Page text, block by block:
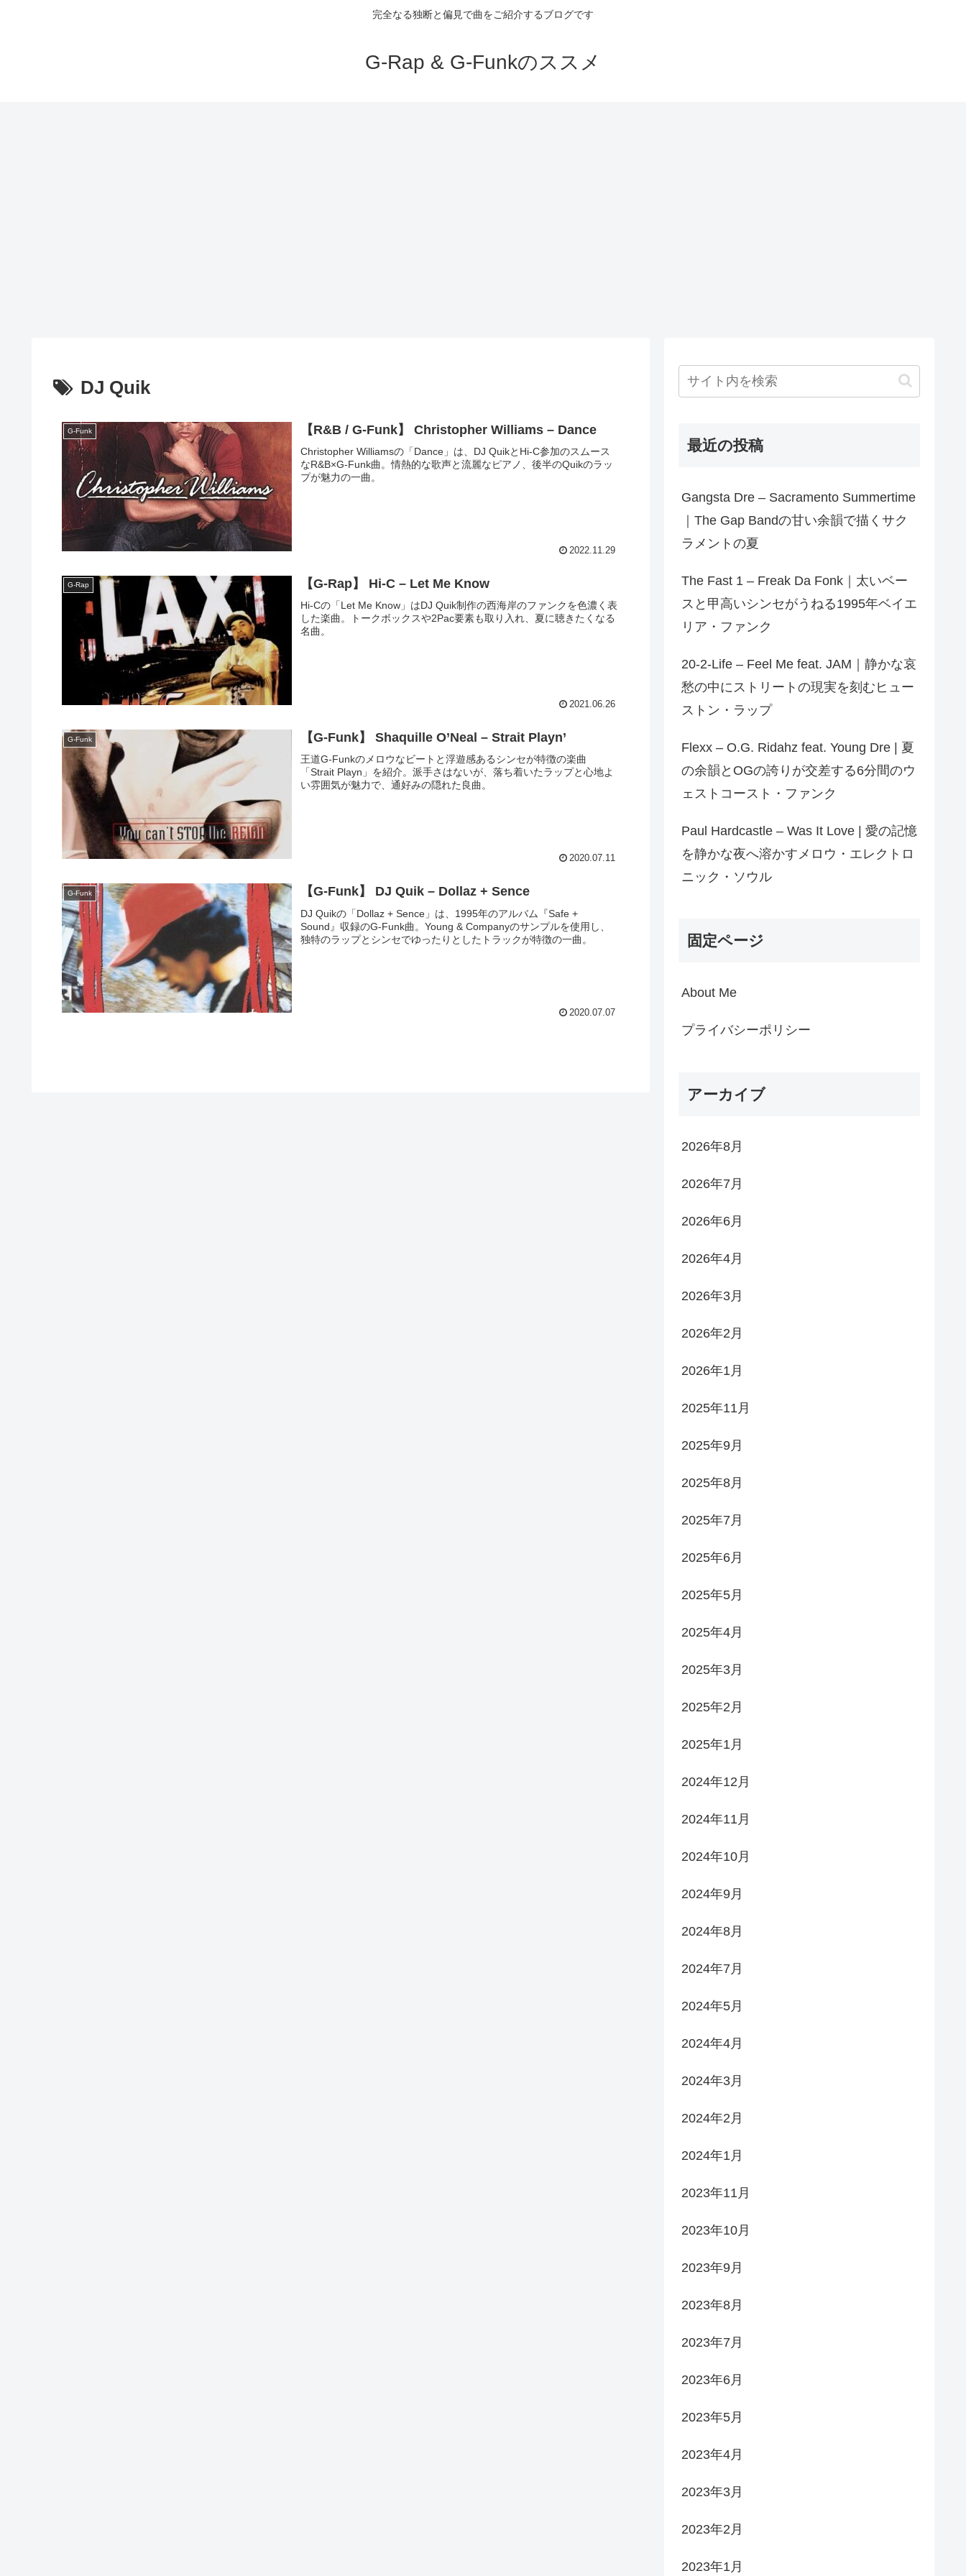
完全なる独断と偏見で曲をご紹介するブログです
G-Rap & G-Funkのススメ
DJ Quik
G-Funk 【R&B / G-Funk】 Christopher Williams – Dance
Christopher Williamsの「Dance」は、DJ QuikとHi-C参加のスムース
なR&B×G-Funk曲。情熱的な歌声と流麗なピアノ、後半のQuikのラッ
プが魅力の一曲。
2022.11.29
G-Rap 【G-Rap】 Hi-C – Let Me Know
Hi-Cの「Let Me Know」はDJ Quik制作の西海岸のファンクを色濃く表
した楽曲。トークボックスや2Pac要素も取り入れ、夏に聴きたくなる
名曲。
2021.06.26
G-Funk 【G-Funk】 Shaquille O’Neal – Strait Playn’
王道G-Funkのメロウなビートと浮遊感あるシンセが特徴の楽曲
「Strait Playn」を紹介。派手さはないが、落ち着いたラップと心地よ
い雰囲気が魅力で、通好みの隠れた良曲。
2020.07.11
G-Funk 【G-Funk】 DJ Quik – Dollaz + Sence
DJ Quikの「Dollaz + Sence」は、1995年のアルバム『Safe +
Sound』収録のG‑Funk曲。Young & Companyのサンプルを使用し、
独特のラップとシンセでゆったりとしたトラックが特徴の一曲。
2020.07.07
最近の投稿
Gangsta Dre – Sacramento Summertime
｜The Gap Bandの甘い余韻で描くサク
ラメントの夏
The Fast 1 – Freak Da Fonk｜太いベー
スと甲高いシンセがうねる1995年ベイエ
リア・ファンク
20-2-Life – Feel Me feat. JAM｜静かな哀
愁の中にストリートの現実を刻むヒュー
ストン・ラップ
Flexx – O.G. Ridahz feat. Young Dre | 夏
の余韻とOGの誇りが交差する6分間のウ
ェストコースト・ファンク
Paul Hardcastle – Was It Love | 愛の記憶
を静かな夜へ溶かすメロウ・エレクトロ
ニック・ソウル
固定ページ
About Me
プライバシーポリシー
アーカイブ
2026年8月
2026年7月
2026年6月
2026年4月
2026年3月
2026年2月
2026年1月
2025年11月
2025年9月
2025年8月
2025年7月
2025年6月
2025年5月
2025年4月
2025年3月
2025年2月
2025年1月
2024年12月
2024年11月
2024年10月
2024年9月
2024年8月
2024年7月
2024年5月
2024年4月
2024年3月
2024年2月
2024年1月
2023年11月
2023年10月
2023年9月
2023年8月
2023年7月
2023年6月
2023年5月
2023年4月
2023年3月
2023年2月
2023年1月